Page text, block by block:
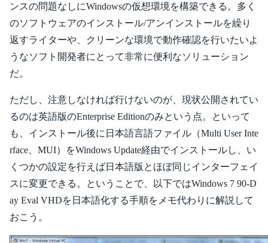
ンスの問題なしにWindowsの仮想環境を構築できる。多く
のソフトウェアのインストール/アンインストールを繰り
返すライターや、クリーンな環境で動作確認を行いたいよ
うなソフト開発者にとって非常に便利なソリューション
だ。
ただし、注意しなければ行けないのが、現状公開されてい
るのは英語版のEnterprise Editionのみという点。といって
も、インストール後に日本語言語ファイル（Multi User Inte
rface、MUI）をWindows Update経由でインストールし、い
くつかの設定を行えば日本語版とほぼ同じインターフェイ
スに変更できる。ということで、以下ではWindows 7 90-D
ay Eval VHDを日本語化する手順をメモ代わりに解説して
おこう。